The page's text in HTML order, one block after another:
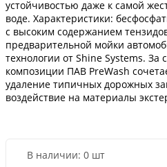
устойчивостью даже к самой
воде. Характеристики:
с высоким содержанием
предварительной мойки
технологии от Shine Systems. За
композиции ПАВ PreWash
удаление типичных дорожных
воздействие на материалы
В наличии: 0 шт